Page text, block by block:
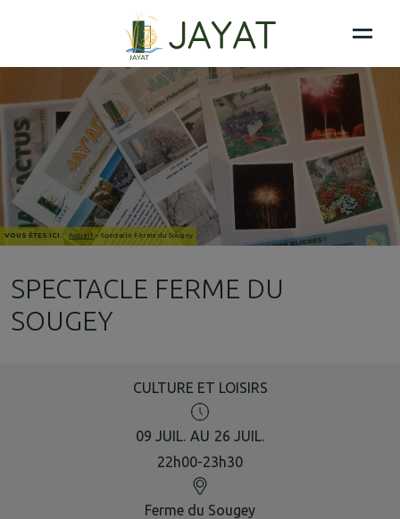
VOUS ÊTES ICI : Accueil > Spectacle Ferme du Sougey
SPECTACLE FERME DU
SOUGEY
CULTURE ET LOISIRS
09 JUIL. AU 26 JUIL.
22h00-23h30
Ferme du Sougey